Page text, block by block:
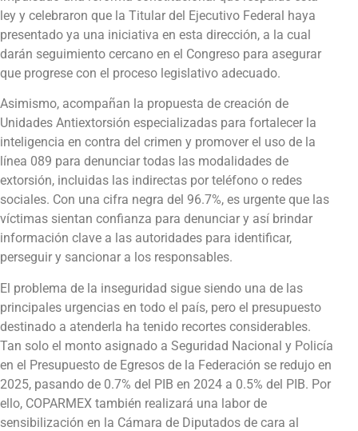
ley y cele­braron que la Titular del Ejecutivo Federal haya
presentado ya una iniciativa en esta dirección, a la cual
darán seguimiento cercano en el Congreso para asegurar
que progrese con el proceso legislativo adecuado.
Asimismo, acompañan la propuesta de creación de
Unidades Antiextorsión especializadas para fortalecer la
inteligencia en contra del crimen y promover el uso de la
línea 089 para denunciar todas las modalidades de
extorsión, incluidas las indirectas por teléfono o redes
sociales. Con una cifra negra del 96.7%, es urgente que las
víctimas sientan confianza para denunciar y así brindar
información clave a las autoridades para identificar,
perseguir y sancionar a los responsables.
El problema de la inseguridad sigue siendo una de las
principales urgencias en todo el país, pero el presupuesto
destinado a atenderla ha tenido recortes considerables.
Tan solo el monto asignado a Seguridad Nacional y Policía
en el Presupuesto de Egresos de la Federación se redujo en
2025, pasando de 0.7% del PIB en 2024 a 0.5% del PIB. Por
ello, COPARMEX también realizará una labor de
sensibilización en la Cámara de Diputados de cara al